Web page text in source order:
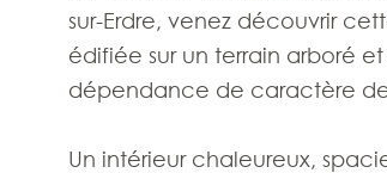
sur-Erdre, venez découvrir
édifiée sur un terrain arboré
dépendance de caractère de
Un intérieur chaleureux,